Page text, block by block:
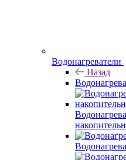
Водонагреватели
Назад